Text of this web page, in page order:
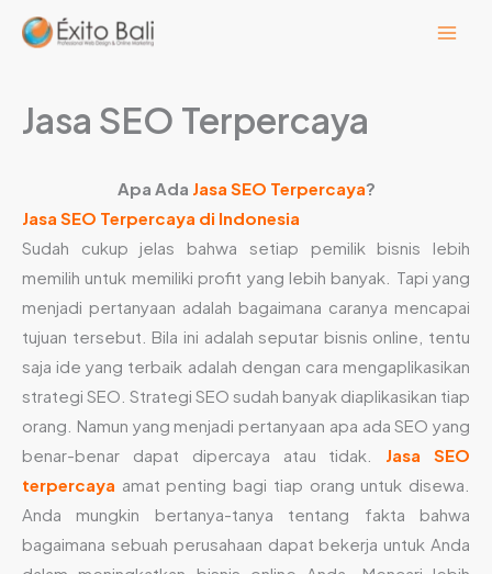
Lewati
Jasa SEO Terpercaya
Apa Ada Jasa SEO Terpercaya?
Jasa SEO Terpercaya di Indonesia
Sudah cukup jelas bahwa setiap pemilik bisnis lebih
memilih untuk memiliki profit yang lebih banyak. Tapi yang
menjadi pertanyaan adalah bagaimana caranya mencapai
tujuan tersebut. Bila ini adalah seputar bisnis online, tentu
saja ide yang terbaik adalah dengan cara mengaplikasikan
strategi SEO. Strategi SEO sudah banyak diaplikasikan tiap
orang. Namun yang menjadi pertanyaan apa ada SEO yang
benar-benar dapat dipercaya atau tidak. Jasa SEO
terpercaya amat penting bagi tiap orang untuk disewa.
Anda mungkin bertanya-tanya tentang fakta bahwa
bagaimana sebuah perusahaan dapat bekerja untuk Anda